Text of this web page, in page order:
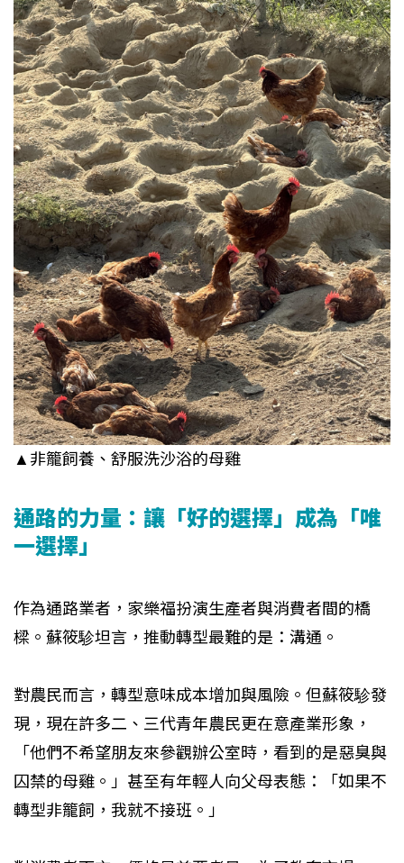
▲非籠飼養、舒服洗沙浴的母雞
通路的力量：讓「好的選擇」成為「唯
一選擇」
作為通路業者，家樂福扮演生產者與消費者間的橋
樑。蘇筱駗坦言，推動轉型最難的是：溝通。
對農民而言，轉型意味成本增加與風險。但蘇筱駗發
現，現在許多二、三代青年農民更在意產業形象，
「他們不希望朋友來參觀辦公室時，看到的是惡臭與
囚禁的母雞。」甚至有年輕人向父母表態：「如果不
轉型非籠飼，我就不接班。」